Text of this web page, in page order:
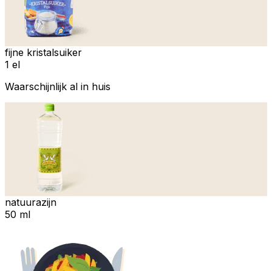
fijne kristalsuiker
1 el
Waarschijnlijk al in huis
natuurazijn
50 ml